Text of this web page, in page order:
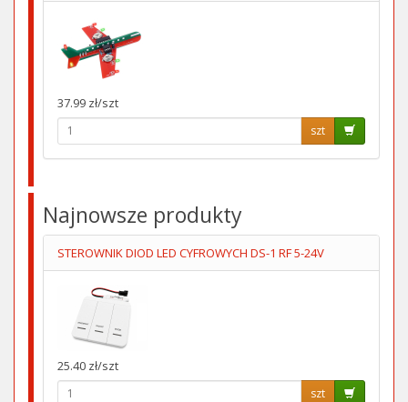
37.99 zł/szt
szt
Najnowsze produkty
STEROWNIK DIOD LED CYFROWYCH DS-1 RF 5-24V
25.40 zł/szt
szt